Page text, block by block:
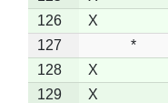
126
X
127
*
128
X
129
X